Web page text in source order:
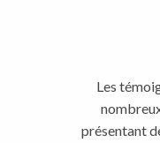
Les
présentant